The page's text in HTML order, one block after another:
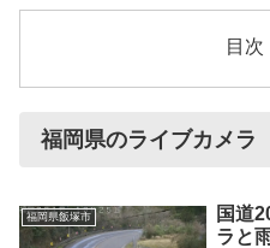
目次
福岡県のライブカメラ
福岡県飯塚市
国道
ラと